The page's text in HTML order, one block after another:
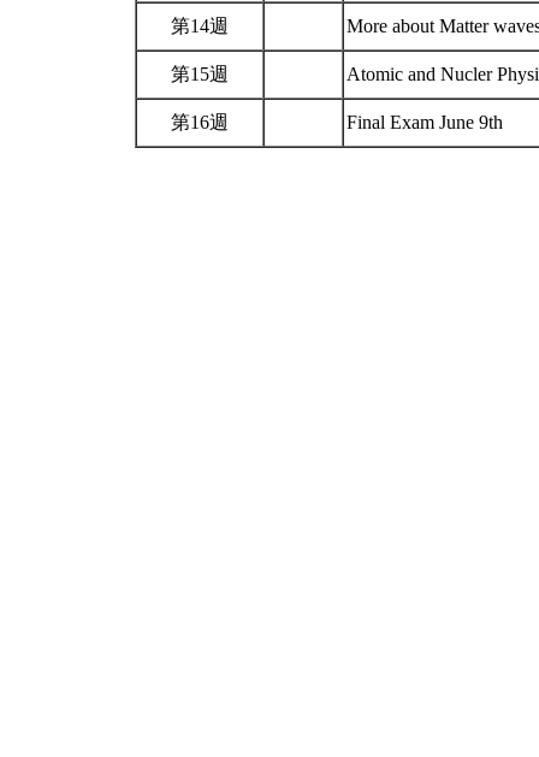
第14週 More about Matter
第15週 Atomic and Nucler
第16週 Final Exam June 9th